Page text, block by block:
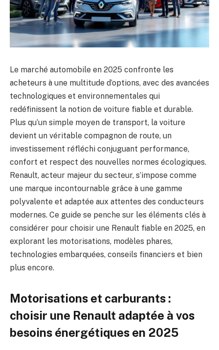
Le marché automobile en 2025 confronte les
acheteurs à une multitude d’options, avec des avancées
technologiques et environnementales qui
redéfinissent la notion de voiture fiable et durable.
Plus qu’un simple moyen de transport, la voiture
devient un véritable compagnon de route, un
investissement réfléchi conjuguant performance,
confort et respect des nouvelles normes écologiques.
Renault, acteur majeur du secteur, s’impose comme
une marque incontournable grâce à une gamme
polyvalente et adaptée aux attentes des conducteurs
modernes. Ce guide se penche sur les éléments clés à
considérer pour choisir une Renault fiable en 2025, en
explorant les motorisations, modèles phares,
technologies embarquées, conseils financiers et bien
plus encore.
Motorisations et carburants :
choisir une Renault adaptée à vos
besoins énergétiques en 2025